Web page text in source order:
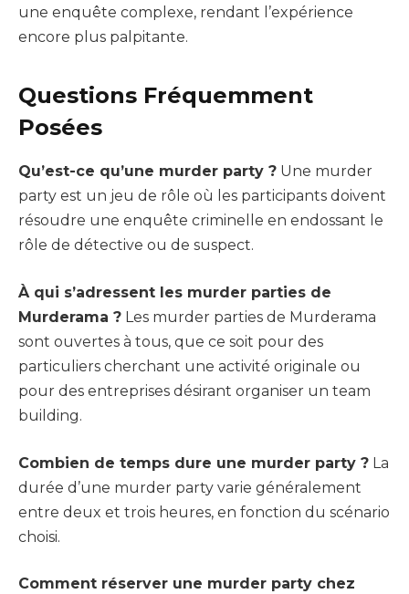
une enquête complexe, rendant l’expérience
encore plus palpitante.
Questions Fréquemment
Posées
Qu’est-ce qu’une murder party ? Une murder
party est un jeu de rôle où les participants doivent
résoudre une enquête criminelle en endossant le
rôle de détective ou de suspect.
À qui s’adressent les murder parties de
Murderama ? Les murder parties de Murderama
sont ouvertes à tous, que ce soit pour des
particuliers cherchant une activité originale ou
pour des entreprises désirant organiser un team
building.
Combien de temps dure une murder party ? La
durée d’une murder party varie généralement
entre deux et trois heures, en fonction du scénario
choisi.
Comment réserver une murder party chez